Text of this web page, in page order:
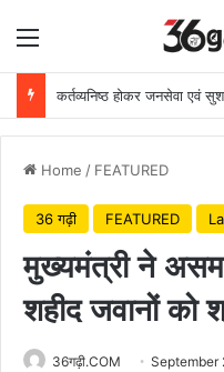
Menu
Home / FEATURED
36 गढ़ी FEATURED
मुख्यमंत्री ने
शहीद जवानों को
36गढ़ी.COM September